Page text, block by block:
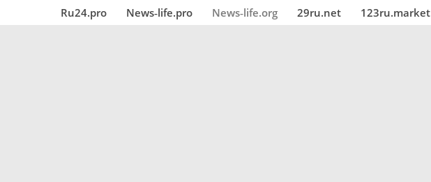
Ru24.pro News‑life.pro News‑life.org 29ru.net 123ru.market